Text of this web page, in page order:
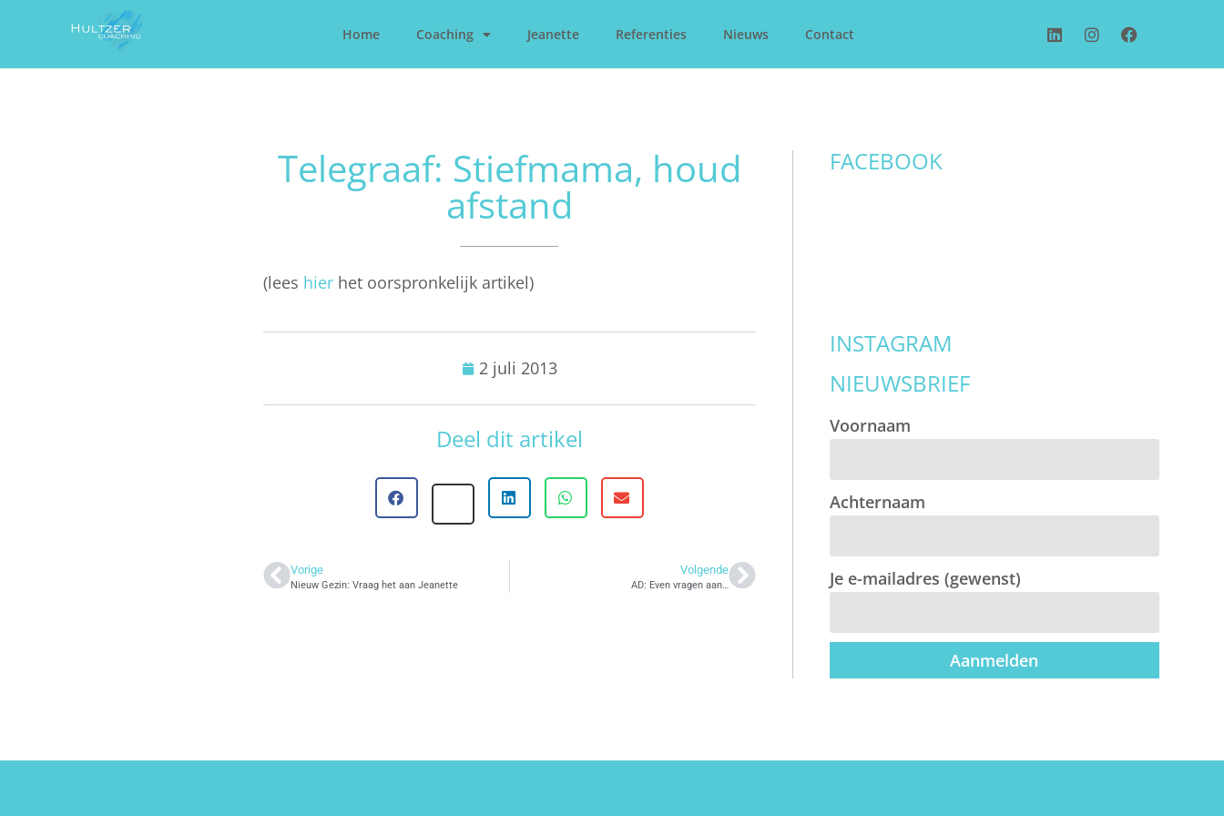
Home Coaching Jeanette Referenties Nieuws Contact
Telegraaf: Stiefmama, houd
afstand
(lees hierhet oorspronkelijk artikel)
2 juli 2013
Deel dit artikel
Vorige
Nieuw Gezin: Vraag het aan Jeanette
Volgende
AD: Even vragen aan…
FACEBOOK
INSTAGRAM
NIEUWSBRIEF
Voornaam
Achternaam
Je e-mailadres (gewenst)
Aanmelden